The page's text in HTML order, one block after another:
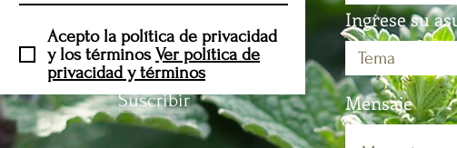
Acepto la política de privacidad
y los términos Ver política de
privacidad y términos
Suscribir
Ingrese su
Mensaje